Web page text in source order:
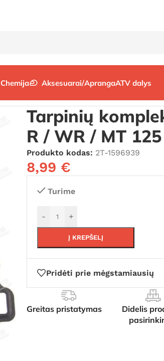
Chemija Aksesuarai/AprangaATV dalys
Tarpinių
R / WR / MT
Produkto kodas: 2T-1596939
8,99 €
Turime
- +
Į KREPŠELĮ
Pridėti prie mėgstamiausių
Greitas pristatymas
Didelis